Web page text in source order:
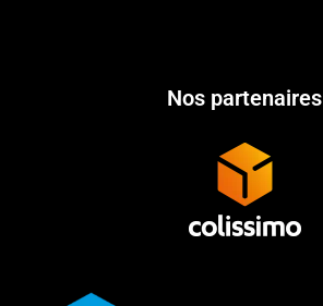
Nos partenaires